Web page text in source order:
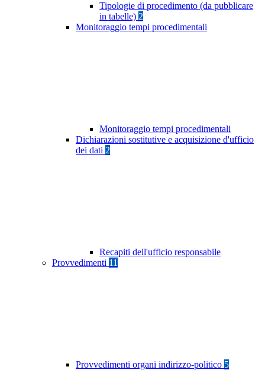
Tipologie di procedimento (da pubblicare
in tabelle) 2
Monitoraggio tempi procedimentali
Monitoraggio tempi procedimentali
Dichiarazioni sostitutive e acquisizione d'ufficio
dei dati 2
Recapiti dell'ufficio responsabile
Provvedimenti 11
Provvedimenti organi indirizzo-politico 5